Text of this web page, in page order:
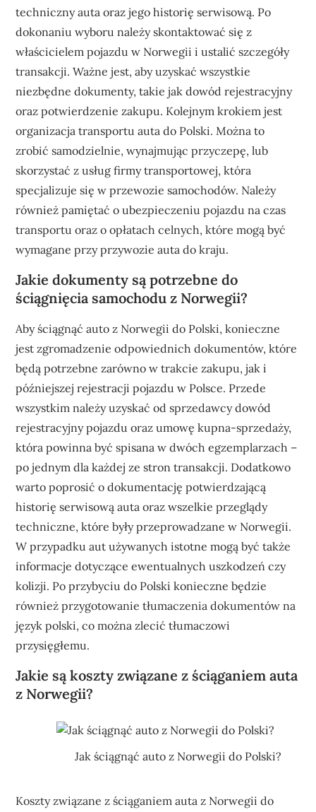
techniczny auta oraz jego historię serwisową. Po
dokonaniu wyboru należy skontaktować się z
właścicielem pojazdu w Norwegii i ustalić szczegóły
transakcji. Ważne jest, aby uzyskać wszystkie
niezbędne dokumenty, takie jak dowód rejestracyjny
oraz potwierdzenie zakupu. Kolejnym krokiem jest
organizacja transportu auta do Polski. Można to
zrobić samodzielnie, wynajmując przyczepę, lub
skorzystać z usług firmy transportowej, która
specjalizuje się w przewozie samochodów. Należy
również pamiętać o ubezpieczeniu pojazdu na czas
transportu oraz o opłatach celnych, które mogą być
wymagane przy przywozie auta do kraju.
Jakie dokumenty są potrzebne do
ściągnięcia samochodu z Norwegii?
Aby ściągnąć auto z Norwegii do Polski, konieczne
jest zgromadzenie odpowiednich dokumentów, które
będą potrzebne zarówno w trakcie zakupu, jak i
późniejszej rejestracji pojazdu w Polsce. Przede
wszystkim należy uzyskać od sprzedawcy dowód
rejestracyjny pojazdu oraz umowę kupna-sprzedaży,
która powinna być spisana w dwóch egzemplarzach –
po jednym dla każdej ze stron transakcji. Dodatkowo
warto poprosić o dokumentację potwierdzającą
historię serwisową auta oraz wszelkie przeglądy
techniczne, które były przeprowadzane w Norwegii.
W przypadku aut używanych istotne mogą być także
informacje dotyczące ewentualnych uszkodzeń czy
kolizji. Po przybyciu do Polski konieczne będzie
również przygotowanie tłumaczenia dokumentów na
język polski, co można zlecić tłumaczowi
przysięgłemu.
Jakie są koszty związane z ściąganiem auta
z Norwegii?
Jak ściągnąć auto z Norwegii do Polski?
Koszty związane z ściąganiem auta z Norwegii do